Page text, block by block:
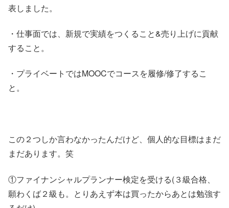
表しました。
・仕事面では、新規で実績をつくること&売り上げに貢献
すること。
・プライベートではMOOCでコースを履修/修了するこ
と。
この２つしか言わなかったんだけど、個人的な目標はまだ
まだあります。笑
①ファイナンシャルプランナー検定を受ける(３級合格、
願わくば２級も。とりあえず本は買ったからあとは勉強す